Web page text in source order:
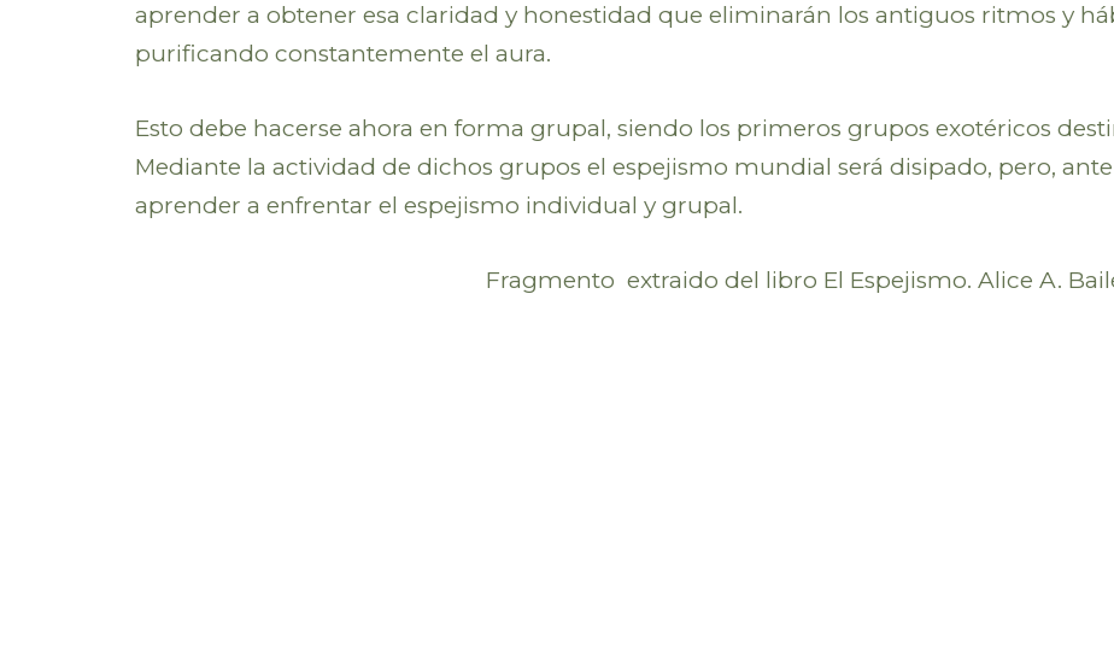
aprender a obtener esa claridad y honestidad que eliminarán los antiguos ritmos y
purificando constantemente el aura.
Esto debe hacerse ahora en forma grupal, siendo los primeros grupos exotéricos
Mediante la actividad de dichos grupos el espejismo mundial será disipado, pero,
aprender a enfrentar el espejismo individual y grupal.
Fragmento extraido del libro El Espejismo. Alice A.